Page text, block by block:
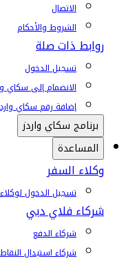
الاتصال
الشروط والأحكام
روابط ذات صلة
تسجيل الدخول
الانضمام إلى سكاي
إضافة رقم سكاي
برنامج سكاي واردز
المساعدة
وكلاء السفر
تسجيل الدخول
شركاء فلاي دبي
شركاء الدفع
شركاء استبدال